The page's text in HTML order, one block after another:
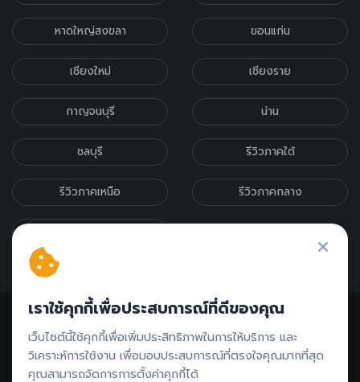
หาดใหญ่สงขลา ขอนแก่น
เชียงใหม่ เชียงราย
กาญจนบุรี น่าน
ชลบุรี รีวิวภาคใต้
รีวิวภาคเหนือ รีวิวภาคกลาง
ติดต่อรีวิว // ลงโฆษณา
เราใช้คุกกี้เพื่อประสบการณ์ที่ดีของคุณ
เว็บไซต์นี้ใช้คุกกี้เพื่อเพิ่มประสิทธิภาพในการให้บริการ และ
วิเคราะห์การใช้งาน เพื่อมอบประสบการณ์ที่ตรงใจคุณมากที่สุด
คุณสามารถจัดการการตั้งค่าคุกกี้ได้